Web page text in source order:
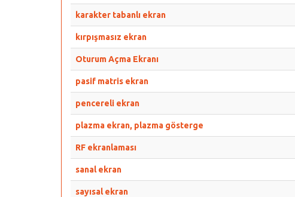
karakter tabanlı ekran
kırpışmasız ekran
Oturum Açma Ekranı
pasif matris ekran
pencereli ekran
plazma ekran, plazma gösterge
RF ekranlaması
sanal ekran
sayısal ekran